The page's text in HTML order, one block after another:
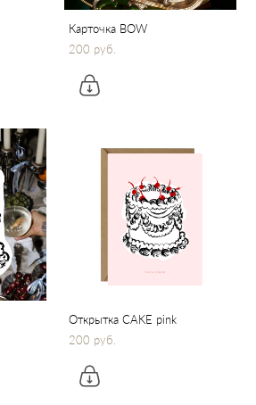
Карточка BOW
200 pуб.
Открытка CAKE pink
200 pуб.